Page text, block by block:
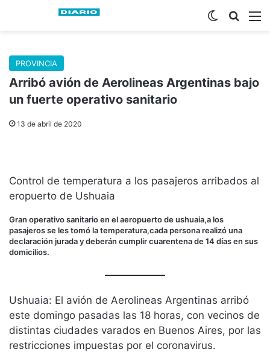
Buscar
Switch skin
PROVINCIA
Arribó avión de Aerolineas Argentinas bajo
un fuerte operativo sanitario
13 de abril de 2020
Control de temperatura a los pasajeros arribados al
eropuerto de Ushuaia
Gran operativo sanitario en el aeropuerto de ushuaia,a los
pasajeros se les tomó la temperatura,cada persona realizó una
declaración jurada y deberán cumplir cuarentena de 14 días en sus
domicilios.
Ushuaia: El avión de Aerolineas Argentinas arribó
este domingo pasadas las 18 horas, con vecinos de
distintas ciudades varados en Buenos Aires, por las
restricciones impuestas por el coronavirus.